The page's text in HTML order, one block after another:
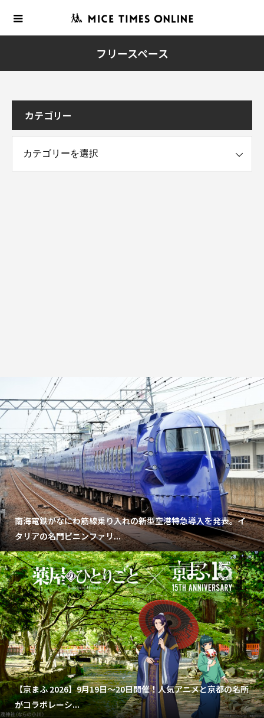
フリースペース
カテゴリー
南海電鉄がなにわ筋線乗り入れの新型空港特急導入を発表。イ
タリアの名門ピニンファリ...
【京まふ 2026】9月19日～20日開催！人気アニメと京都の名所
がコラボレーシ...